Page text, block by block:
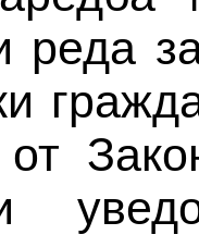
реда